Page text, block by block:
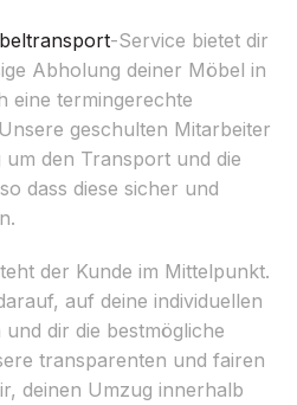
-Service bietet dir
Abholung deiner Möbel in
eine termingerechte
geschulten Mitarbeiter
den Transport und die
dass diese sicher und
der Kunde im Mittelpunkt.
auf deine individuellen
dir die bestmögliche
transparenten und fairen
deinen Umzug innerhalb